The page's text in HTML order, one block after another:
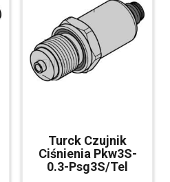
Turck Czujnik
Ciśnienia Pkw3S-
0.3-Psg3S/Tel